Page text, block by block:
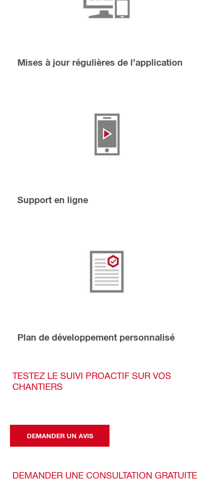
Mises à jour régulières de l’application
Support en ligne
Plan de développement personnalisé
TESTEZ LE SUIVI PROACTIF SUR VOS
CHANTIERS
DEMANDER UN AVIS
DEMANDER UNE CONSULTATION GRATUITE